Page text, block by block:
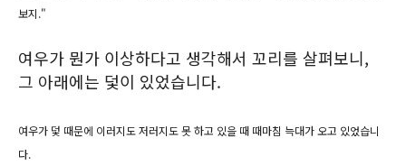
보지."
여우가 뭔가 이상하다고 생각해서 꼬리를 살펴보니,
그 아래에는 덫이 있었습니다.
여우가 덫 때문에 이러지도 저러지도 못 하고 있을 때 때마침 늑대가 오고 있었습니
다.